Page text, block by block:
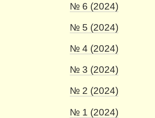
№ 6 (2024)
№ 5 (2024)
№ 4 (2024)
№ 3 (2024)
№ 2 (2024)
№ 1 (2024)